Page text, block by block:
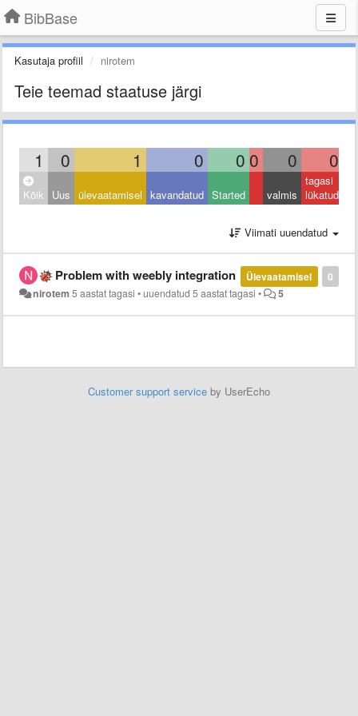
BibBase
Kasutaja profiil nirotem
Teie teemad staatuse järgi
1 0 1 0 0 0 0 0
Kõik Uus ülevaatamisel kavandatud Started valmis
tagasi
lükatud
Viimati uuendatud
0
Ülevaatamisel
Problem with weebly integration
nirotem 5 aastat tagasi •uuendatud5 aastat tagasi • 5
Customer support service by UserEcho